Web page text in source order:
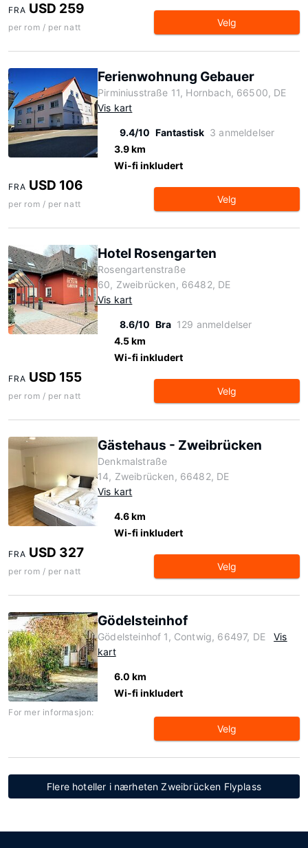
FRA USD 259
per rom / per natt Velg
Ferienwohnung Gebauer
Pirminiusstraße 11, Hornbach, 66500, DE
Vis kart
9.4/10 Fantastisk 3 anmeldelser
3.9 km
Wi-fi inkludert
FRA USD 106
per rom / per natt Velg
Hotel Rosengarten
Rosengartenstraße
60, Zweibrücken, 66482, DE
Vis kart
8.6/10 Bra 129 anmeldelser
4.5 km
Wi-fi inkludert
FRA USD 155
per rom / per natt Velg
Gästehaus - Zweibrücken
Denkmalstraße
14, Zweibrücken, 66482, DE
Vis kart
4.6 km
Wi-fi inkludert
FRA USD 327
per rom / per natt Velg
Gödelsteinhof
Gödelsteinhof 1, Contwig, 66497, DE
Vis
kart
6.0 km
Wi-fi inkludert
For mer informasjon:
Velg
Flere hoteller i nærheten Zweibrücken Flyplass